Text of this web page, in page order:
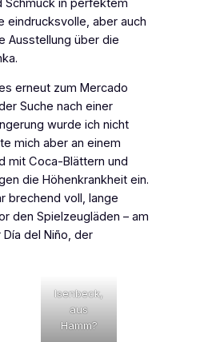
Schmuck in perfektem
eindrucksvolle, aber auch
Ausstellung über die
erneut zum Mercado
Suche nach einer
wurde ich nicht
mich aber an einem
mit Coca-Blättern und
die Höhenkrankheit ein.
brechend voll, lange
den Spielzeugläden – am
Día del Niño, der
Isenbeck,
aus
Hamm?